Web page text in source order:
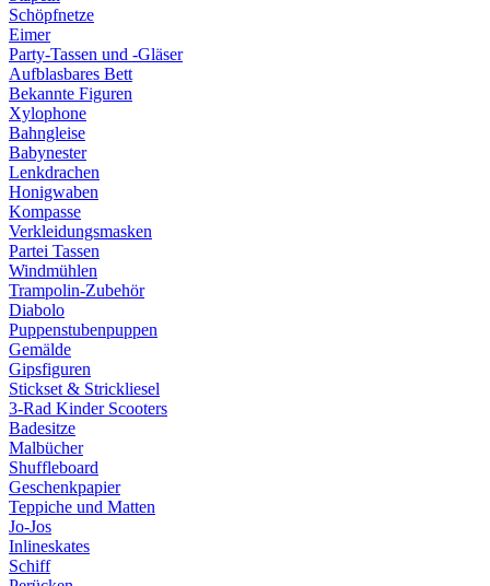
Schöpfnetze
Eimer
Party-Tassen und -Gläser
Aufblasbares Bett
Bekannte Figuren
Xylophone
Bahngleise
Babynester
Lenkdrachen
Honigwaben
Kompasse
Verkleidungsmasken
Partei Tassen
Windmühlen
Trampolin-Zubehör
Diabolo
Puppenstubenpuppen
Gemälde
Gipsfiguren
Stickset & Strickliesel
3-Rad Kinder Scooters
Badesitze
Malbücher
Shuffleboard
Geschenkpapier
Teppiche und Matten
Jo-Jos
Inlineskates
Schiff